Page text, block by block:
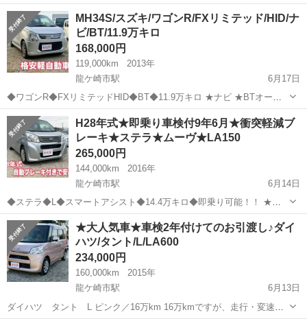
走行距離：106,637km ➡️ 車検有効期限：無し ➡️ 排気量：1500cc ➡️
ミッション：AT（オートマチック） ➡️ 燃料：ガソ...
茨城 稲敷郡 ひたち野うしく駅
MH34S/スズキ/ワゴンR/FXリミテッド/HID/ナ
ビ/BT/11.9万キロ
168,000円
119,000km
2013年
龍ケ崎市駅
6月17日
◆ワゴンR◆FXリミテッドHID◆BT◆11.9万キロ ★ナビ ★BTオーデ
ィオ ★スマートキー ★アルミホイール ★プッシュスタート ★アルミ
ホイール ★禁煙車 男女問わず大人気♪ スズキ ワゴンR...
茨城 稲敷郡 龍ケ崎市駅 その他 ワゴンR
H28年式★即乗り車検付9年6月★衝突軽減ブ
レーキ★ステラ★ムーヴ★LA150
265,000円
144,000km
2016年
龍ケ崎市駅
6月14日
◆ステラ◆L◆スマートアシスト◆14.4万キロ◆即乗り可能！！ ★衝
突軽減ブレーキ ★レーンキープアシスト ★アクセル踏み間違い防止装
置 ★点検記録簿 付きで安心♪ ナビ・BTオーディオ付きなので携帯の
音楽...
茨城 稲敷郡 龍ケ崎市駅 その他
★大人気車★車検2年付けてのお引渡し♪ダイ
ハツ/タント/L/LA600
234,000円
160,000km
2015年
龍ケ崎市駅
6月13日
ダイハツ タント L ピンク／16万km 16万kmですが、走行・変速と